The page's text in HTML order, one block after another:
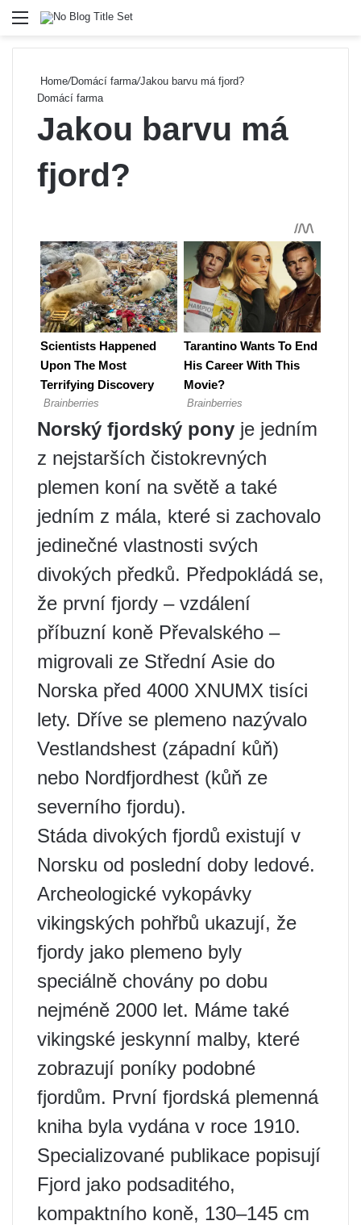
Menu
Home/Domácí farma/Jakou barvu má fjord?
Domácí farma
Jakou barvu má
fjord?
Norský fjordský pony je jedním
z nejstarších čistokrevných
plemen koní na světě a také
jedním z mála, které si zachovalo
jedinečné vlastnosti svých
divokých předků. Předpokládá se,
že první fjordy – vzdálení
příbuzní koně Převalského –
migrovali ze Střední Asie do
Norska před 4000 XNUMX tisíci
lety. Dříve se plemeno nazývalo
Vestlandshest (západní kůň)
nebo Nordfjordhest (kůň ze
severního fjordu).
Stáda divokých fjordů existují v
Norsku od poslední doby ledové.
Archeologické vykopávky
vikingských pohřbů ukazují, že
fjordy jako plemeno byly
speciálně chovány po dobu
nejméně 2000 let. Máme také
vikingské jeskynní malby, které
zobrazují poníky podobné
fjordům. První fjordská plemenná
kniha byla vydána v roce 1910.
Specializované publikace popisují
Fjord jako podsaditého,
kompaktního koně, 130–145 cm